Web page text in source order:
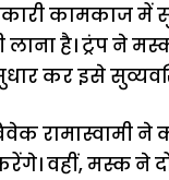
कामकाज
है। ट्रंप ने
कर इसे
वहीं, मस्क ने